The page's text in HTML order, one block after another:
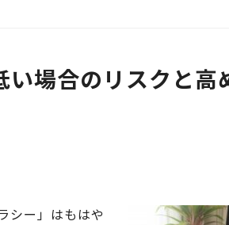
場合のリスクと高
シー」はもはや